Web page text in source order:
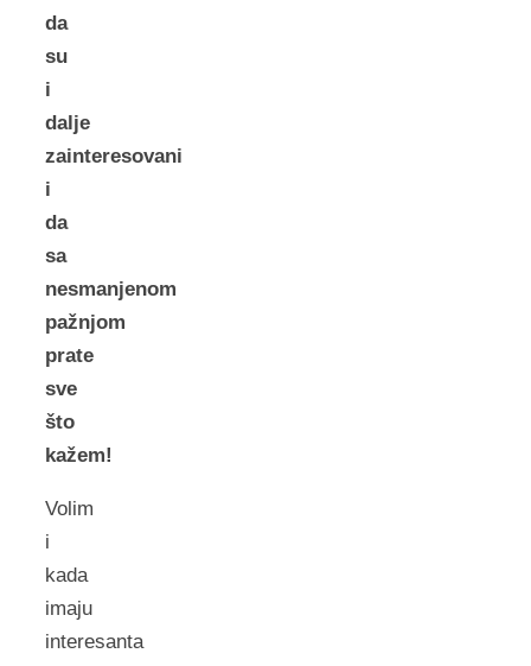
da
su
i
dalje
zainteresovani
i
da
sa
nesmanjenom
pažnjom
prate
sve
što
kažem!
Volim
i
kada
imaju
interesanta